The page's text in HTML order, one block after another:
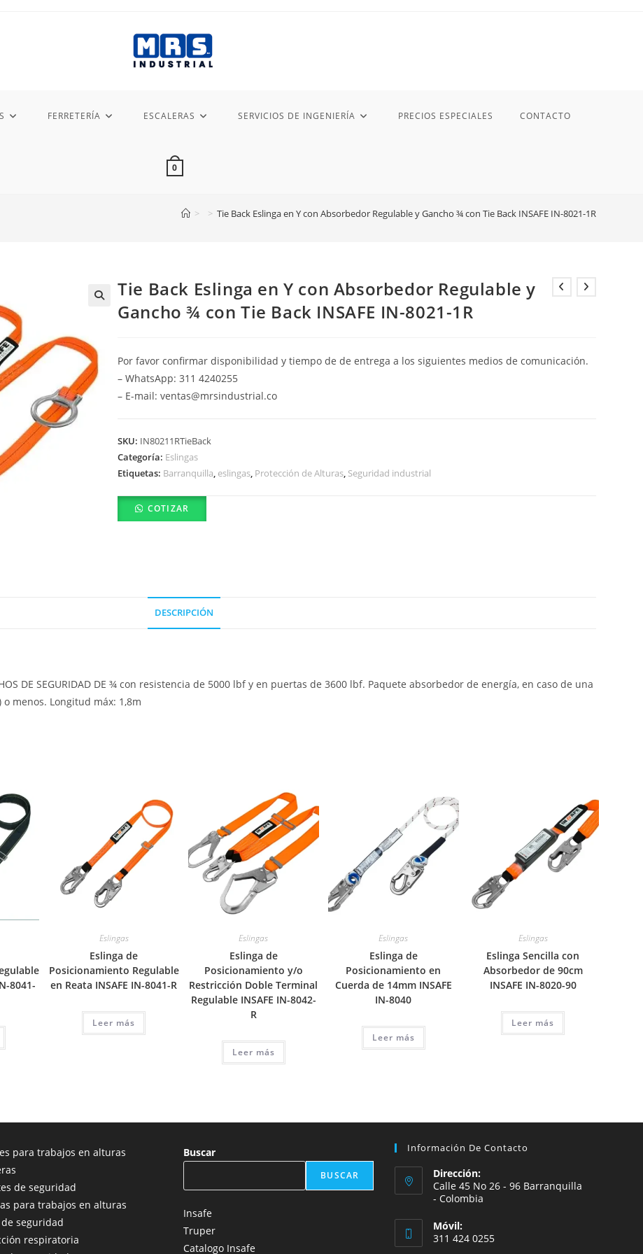
FERRETERÍA ESCALERAS SERVICIOS DE INGENIERÍA PRECIOS ESPECIALES CONTACTO
0
> > Tie Back Eslinga en Y con Absorbedor Regulable y Gancho ¾ con Tie Back INSAFE IN-8021-1R
Tie Back Eslinga en Y con Absorbedor Regulable y
Gancho ¾ con Tie Back INSAFE IN-8021-1R
Por favor confirmar disponibilidad y tiempo de de entrega a los siguientes medios de comunicación.
– WhatsApp: 311 4240255
– E-mail: ventas@mrsindustrial.co
SKU: IN80211RTieBack
Categoría: Eslingas
Etiquetas: Barranquilla eslingas Protección de Alturas Seguridad industrial
COTIZAR
DESCRIPCIÓN
DE SEGURIDAD DE ¾ con resistencia de 5000 lbf y en puertas de 3600 lbf. Paquete absorbedor de energía, en caso de una
menos. Longitud máx: 1,8m
8041-
Eslingas
Eslinga de
Posicionamiento Regulable
en Reata INSAFE IN-8041-R
Leer más
Eslingas
Eslinga de
Posicionamiento y/o
Restricción Doble Terminal
Regulable INSAFE IN-8042-
R
Leer más
Eslingas
Eslinga de
Posicionamiento en
Cuerda de 14mm INSAFE
IN-8040
Leer más
Eslingas
Eslinga Sencilla con
Absorbedor de 90cm
INSAFE IN-8020-90
Leer más
para trabajos en alturas
de seguridad
para trabajos en alturas
seguridad
respiratoria
Buscar
BUSCAR
Insafe
Truper
Catalogo Insafe
Información De Contacto
Dirección:
Calle 45 No 26 - 96 Barranquilla
- Colombia
Móvil:
311 424 0255